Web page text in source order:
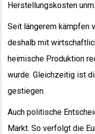
Herstellungskosten
Seit längerem kämpfen
deshalb mit
heimische Produktion
wurde. Gleichzeitig ist
gestiegen.
Auch politische
Markt. So verfolgt die